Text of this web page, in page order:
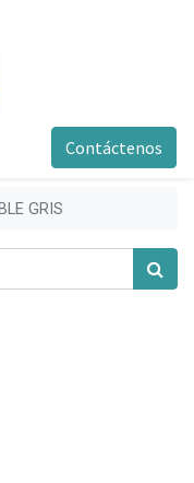
Contáctenos
GRIS